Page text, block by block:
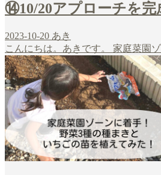
⑭10/20アプローチを完
2023-10-20 あき
こんにちは。あきです。 家庭菜園